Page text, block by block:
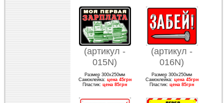
(артикул -
015N)
Размер 300х250мм
Самоклейка: цена 45грн
Пластик:цена 85грн
(артикул -
016N)
Размер 300х250мм
Самоклейка: цена 45грн
Пластик:цена 85грн